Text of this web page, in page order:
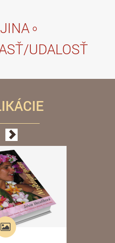
UDALOSŤ